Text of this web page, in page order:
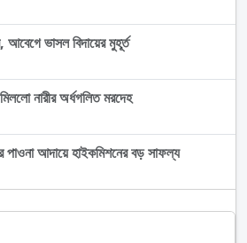
ভাসল বিদায়ের মুহূর্ত
নারীর অর্ধগলিত মরদেহ
পাওনা আদায়ে হাইকমিশনের বড় সাফল্য